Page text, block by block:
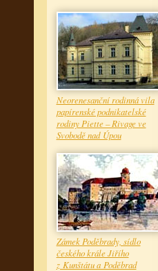
Neorenesanční rodinná vila
papírenské podnikatelské
rodiny Piette – Rivage ve
Svobodě nad Úpou
Zámek Poděbrady, sídlo
českého krále Jiřího
z Kunštátu a Poděbrad